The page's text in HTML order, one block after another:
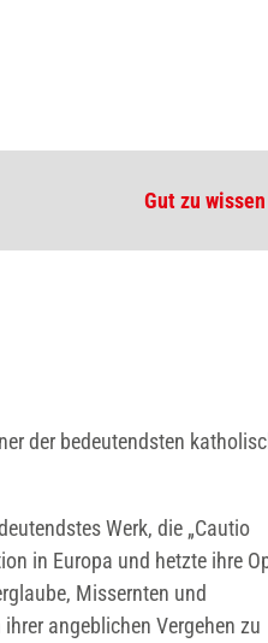
Gut zu wissen
der bedeutendsten
Werk, die „Cautio
in Europa und hetzte ihre
Missernten und
angeblichen Vergehen zu